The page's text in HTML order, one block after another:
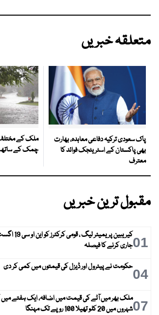
متعلقہ خبریں
پاک سعودی ترکیہ دفاعی معاہدہ، بھارت
بھی پاکستان کے اسٹریٹجک فوائد کا
معترف
ملک کے
چمک کے ساتھ
مقبول ترین خبریں
01
کیریبین پریمیئر لیگ ، قومی
جاری کرنے کا فیصلہ
04حکومت نے پیٹرول اور ڈیزل کی قیمتوں میں کمی کر دی
07ملک بھر میں آٹے کی قیمت میں اضافہ، ایک ہفتے
شہروں میں 20 کلو تھیلا 100 روپے تک مہنگا